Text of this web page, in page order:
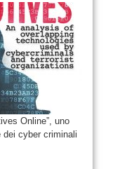
studio
Trend
Micro
sul
comportamento
online
dei
cyber
criminali
Online”, uno
cyber criminali